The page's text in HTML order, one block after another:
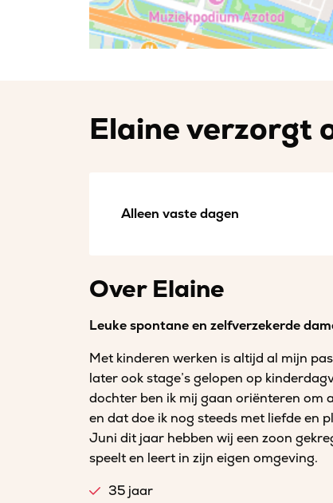
Elaine verzorgt
Alleen vaste dagen
Over Elaine
Leuke spontane en zelfverzekerde
Met kinderen werken is altijd al mijn
later ook stage’s gelopen op
dochter ben ik mij gaan oriënteren om
en dat doe ik nog steeds met liefde en
Juni dit jaar hebben wij een zoon
speelt en leert in zijn eigen omgeving.
35 jaar